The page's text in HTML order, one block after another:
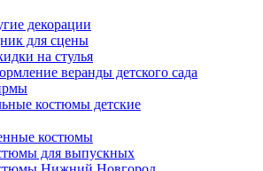
декорации
для сцены
на стулья
веранды детского сада
костюмы детские
костюмы
для выпускных